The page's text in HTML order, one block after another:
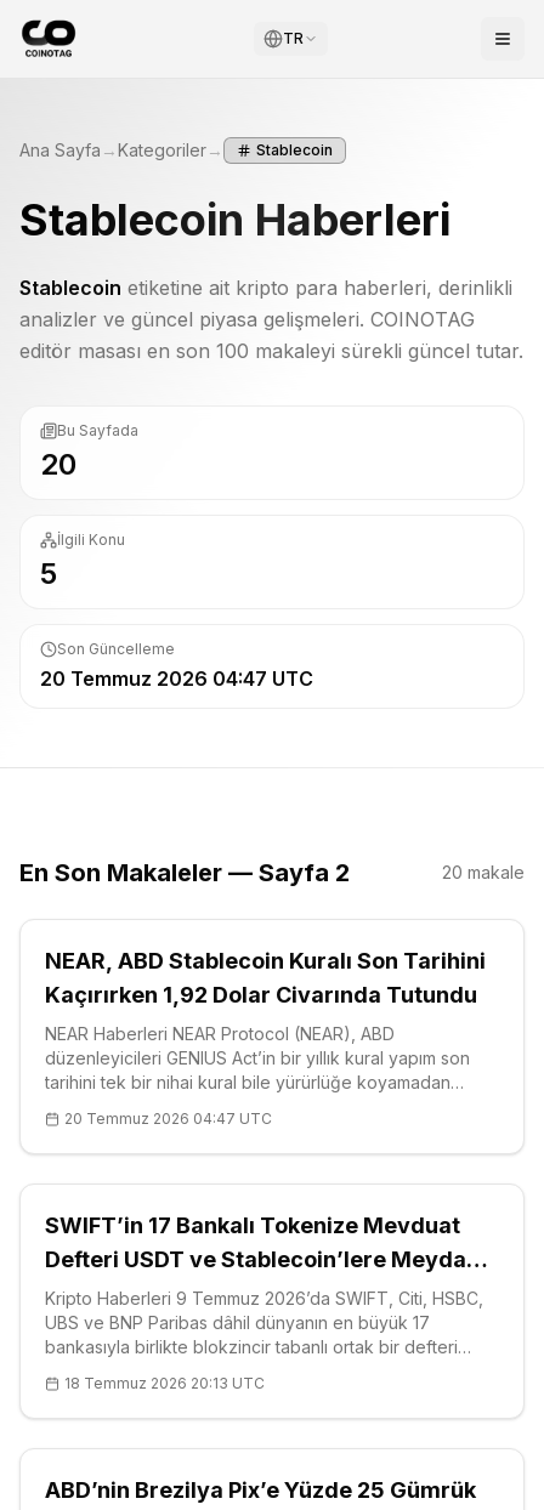
TR
Ana Sayfa →Kategoriler→ Stablecoin
Stablecoin Haberleri
Stablecoin etiketine ait kripto para haberleri, derinlikli
analizler ve güncel piyasa gelişmeleri. COINOTAG
editör masası en son 100 makaleyi sürekli güncel tutar.
Bu Sayfada
20
İlgili Konu
5
Son Güncelleme
20 Temmuz 2026 04:47 UTC
En Son Makaleler — Sayfa 2 20 makale
NEAR, ABD Stablecoin Kuralı Son Tarihini
Kaçırırken 1,92 Dolar Civarında Tutundu
NEAR Haberleri NEAR Protocol (NEAR), ABD
düzenleyicileri GENIUS Act’in bir yıllık kural yapım son
tarihini tek bir nihai kural bile yürürlüğe koyamadan
(Treasury), Para Denetleme Ofisi (OCC), Federal Rezerv
(Fed), FDIC ve Ulusal Kredi Birliğ
20 Temmuz 2026 04:47 UTC
SWIFT’in 17 Bankalı Tokenize Mevduat
Defteri USDT ve Stablecoin’lere Meydan
Okuyor
Kripto Haberleri 9 Temmuz 2026’da SWIFT, Citi, HSBC,
UBS ve BNP Paribas dâhil dünyanın en büyük 17
bankasıyla birlikte blokzincir tabanlı ortak bir defteri
ayrıntı, sistemin neyi dışarıda bıraktığı: stablecoin yok,
yalnızca tokenize mev
18 Temmuz 2026 20:13 UTC
ABD’nin Brezilya Pix’e Yüzde 25 Gümrük